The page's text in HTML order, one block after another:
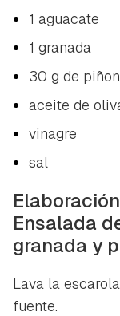
Guardar
Para poder
iniciar sesión
1 aguacate
1 granada
30 g de
aceite de
vinagre
sal
Ensalada
granada y
Lava la
fuente.
Gracias